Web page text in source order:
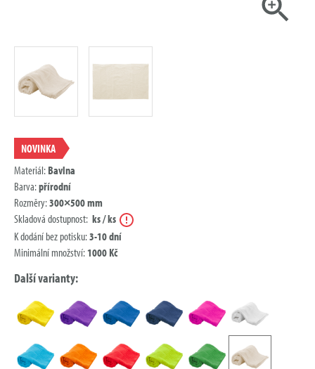
NOVINKA
Materiál: Bavlna
Barva:přírodní
Rozměry:300×500 mm
Skladová dostupnost: ks / ks
K dodání bez potisku:3-10 dní
Minimální množství:1000 Kč
Další varianty: